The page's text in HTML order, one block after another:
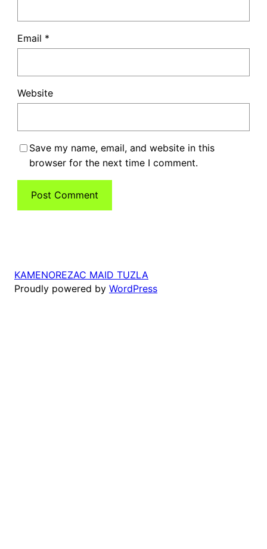
Email *
Website
Save my name, email, and website in this
browser for the next time I comment.
KAMENOREZAC MAID TUZLA
Proudly powered by WordPress